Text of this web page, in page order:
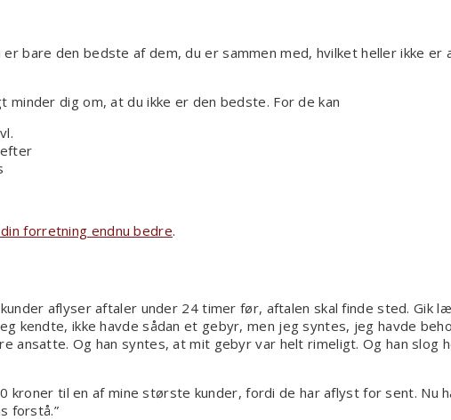
bare den bedste af dem, du er sammen med, hvilket heller ikke er
minder dig om, at du ikke er den bedste. For de kan
forretning endnu bedre.
aflyser aftaler under 24 timer før, aftalen skal finde sted. Gik
kendte, ikke havde sådan et gebyr, men jeg syntes, jeg havde
ansatte. Og han syntes, at mit gebyr var helt rimeligt. Og han slog
kroner til en af mine største kunder, fordi de har aflyst for sent. Nu
forstå.”